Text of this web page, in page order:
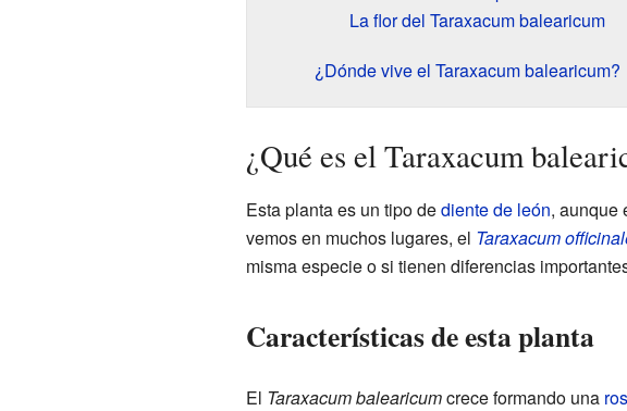
La flor del Taraxacum balearicum
¿Dónde vive el Taraxacum balearicum?
¿Qué es el Taraxacum
Esta planta es un tipo dediente de león, aunque
vemos en muchos lugares, el Taraxacum
misma especie o si tienen diferencias
Características de esta planta
El Taraxacum balearicumcrece formando una